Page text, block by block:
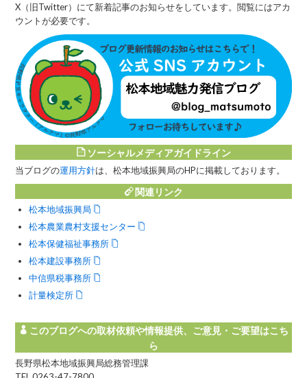
X（旧Twitter）にて新着記事のお知らせをしています。閲覧にはアカ
ウントが必要です。
ソーシャルメディアガイドライン
当ブログの運用方針は、松本地域振興局のHPに掲載しております。
関連リンク
松本地域振興局
松本農業農村支援センター
松本保健福祉事務所
松本建設事務所
中信県税事務所
計量検定所
このブログへの取材依頼や情報提供、ご意見・ご要望はこち
ら
長野県松本地域振興局総務管理課